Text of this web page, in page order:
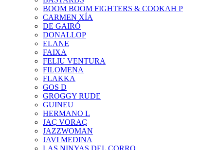
BOOM BOOM FIGHTERS & COOKAH P
CARMEN XÍA
DE GAIRÓ
DONALLOP
ELANE
FAIXA
FELIU VENTURA
FILOMENA
FLAKKA
GOS D
GROGGY RUDE
GUINEU
HERMANO L
JAÇ VORAÇ
JAZZWOMAN
JAVI MEDINA
LAS NINYAS DEL CORRO